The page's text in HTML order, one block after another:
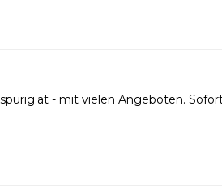
- mit vielen Angeboten.